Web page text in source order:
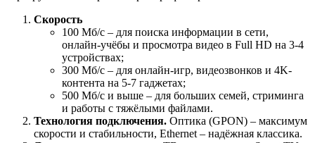
Скорость
100 Мб/с – для поиска информации в сети,
онлайн-учёбы и просмотра видео в Full HD на 3-4
устройствах;
300 Мб/с – для онлайн-игр, видеозвонков и 4K-
контента на 5-7 гаджетах;
500 Мб/с и выше – для больших семей, стриминга
и работы с тяжёлыми файлами.
Технология подключения. Оптика (GPON) – максимум
скорости и стабильности, Ethernet – надёжная классика.